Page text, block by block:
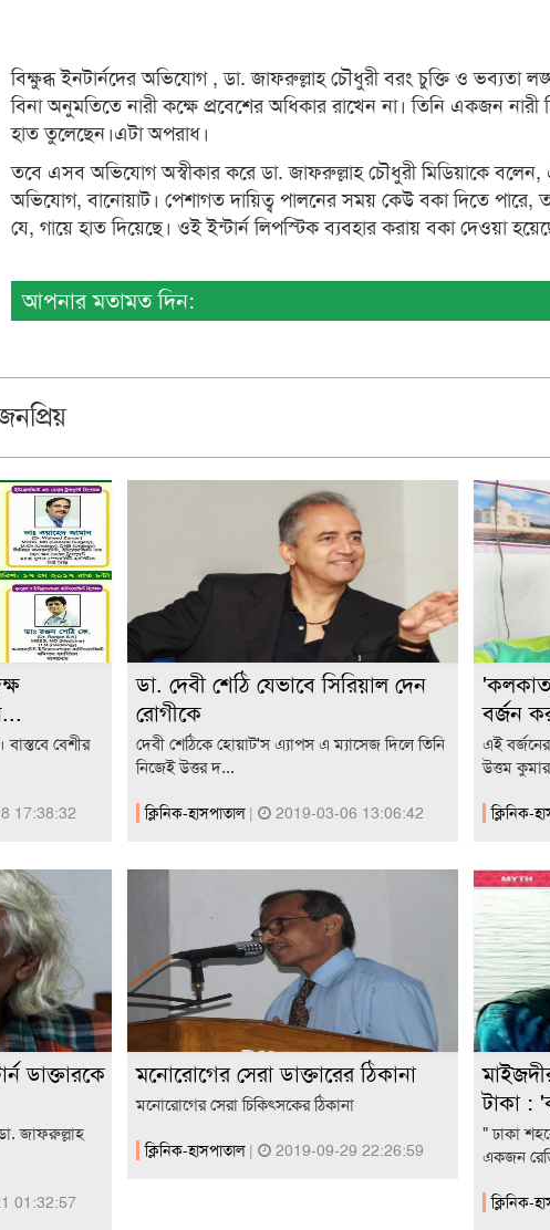
বিক্ষুব্ধ ইনটার্নদের অভিযোগ , ডা. জাফরুল্লাহ চৌধুরী বরং চুক্তি ও ভব্যতা
বিনা অনুমতিতে নারী কক্ষে প্রবেশের অধিকার রাখেন না। তিনি একজন নারী
হাত তুলেছেন।এটা অপরাধ।
তবে এসব অভিযোগ অস্বীকার করে ডা. জাফরুল্লাহ চৌধুরী মিডিয়াকে
অভিযোগ, বানোয়াট। পেশাগত দায়িত্ব পালনের সময় কেউ বকা দিতে পারে,
যে, গায়ে হাত দিয়েছে। ওই ইন্টার্ন লিপস্টিক ব্যবহার করায় বকা দেওয়া
আপনার মতামত দিন:
বেশীর
17:38:32
ডা. দেবী শেঠি যেভাবে সিরিয়াল দেন
রোগীকে
দেবী শেঠিকে হোয়াট'স এ্যাপস এ ম্যাসেজ দিলে তিনি
নিজেই উত্তর দ...
ক্লিনিক-হাসপাতাল | 2019-03-06 13:06:42
বর্জন
এই
উত্তম
ক্লিনিক-
ডাক্তারকে
ডা. জাফরুল্লাহ
01:32:57
মনোরোগের সেরা ডাক্তারের ঠিকানা
মনোরোগের সেরা চিকিৎসকের ঠিকানা
ক্লিনিক-হাসপাতাল | 2019-09-29 22:26:59
টাকা :
" ঢাকা
একজন
ক্লিনিক-